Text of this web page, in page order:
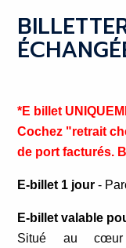
*E billet
Cochez "retrait
de port facturés.
E-billet 1 jour-
E-billet valable
Situé au cœur